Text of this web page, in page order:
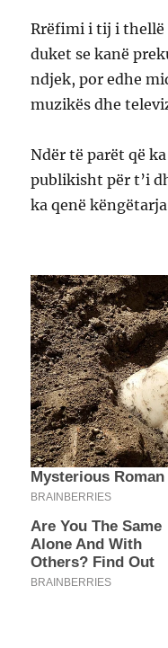
Rrëfimi i tij i thellë
duket se kanë
ndjek, por edhe
muzikës dhe
Ndër të parët që
publikisht për t’i
ka qenë